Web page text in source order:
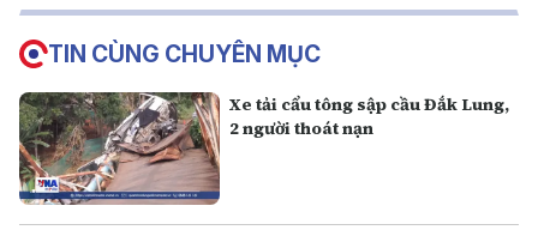
TIN CÙNG CHUYÊN MỤC
Xe tải cẩu tông sập cầu Đắk Lung,
2 người thoát nạn